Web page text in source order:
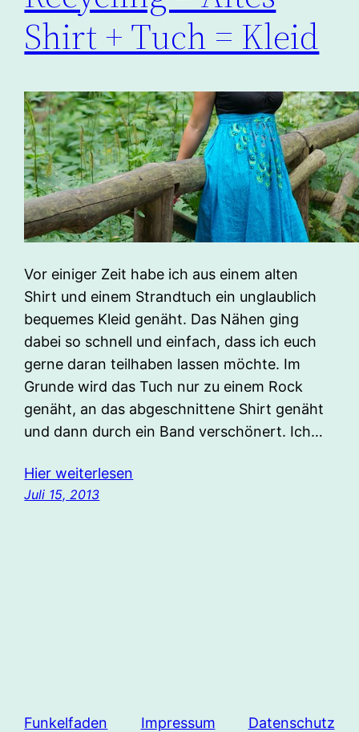
Shirt + Tuch = Kleid
Vor einiger Zeit habe ich aus einem alten
Shirt und einem Strandtuch ein unglaublich
bequemes Kleid genäht. Das Nähen ging
dabei so schnell und einfach, dass ich euch
gerne daran teilhaben lassen möchte. Im
Grunde wird das Tuch nur zu einem Rock
genäht, an das abgeschnittene Shirt genäht
und dann durch ein Band verschönert. Ich…
Hier weiterlesen
Juli 15, 2013
Funkelfaden Impressum Datenschutz